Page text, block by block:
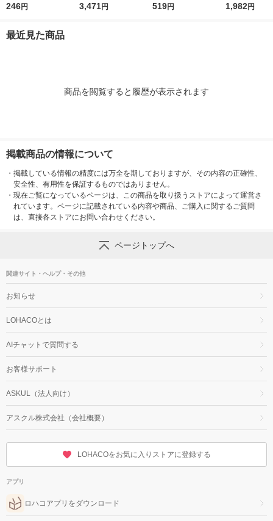
本 オリジナル
246円
い壁紙 ウッド ホワイ
3,471円
1本
519円
×95mm AST-
1,982円
最近見た商品
商品を閲覧すると履歴が表示されます
掲載商品の情報について
・ 掲載している情報の精度には万全を期しておりますが、その内容の正確性、
安全性、有用性を保証するものではありません。
・ 現在ご覧になっているページは、この商品を取り扱うストアによって運営さ
れています。ページに記載されている内容や商品、ご購入に関するご質問
は、直接各ストアにお問い合わせください。
ページトップへ
関連サイト・ヘルプ・その他
お知らせ
LOHACOとは
AIチャットで質問する
お客様サポート
ASKUL（法人向け）
アスクル株式会社（会社概要）
LOHACOをお気に入りストアに登録する
アプリ
ロハコアプリをダウンロード